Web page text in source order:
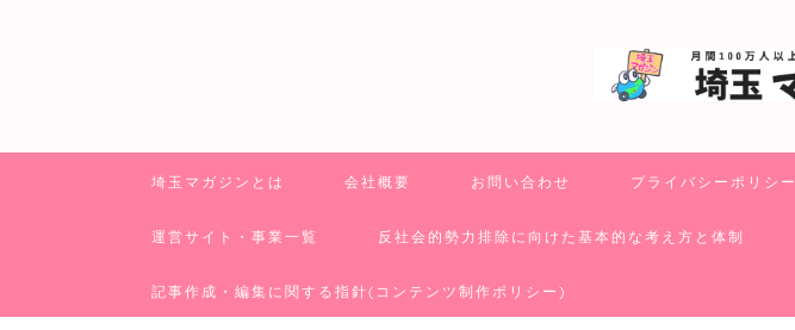
埼玉マガジンとは 会社概要 お問い合わせ プライバシーポリシー
運営サイト・事業一覧 反社会的勢力排除に向けた基本的な考え方と体制
記事作成・編集に関する指針(コンテンツ制作ポリシー)